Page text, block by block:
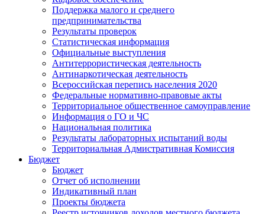
Поддержка малого и среднего
предпринимательства
Результаты проверок
Статистическая информация
Официальные выступления
Антитеррористическая деятельность
Антинаркотическая деятельность
Всероссийская перепись населения 2020
Федеральные нормативно-правовые акты
Территориальное общественное самоуправление
Информация о ГО и ЧС
Национальная политика
Результаты лабораторных испытаний воды
Территориальная Адмистративная Комиссия
Бюджет
Бюджет
Отчет об исполнении
Индикативный план
Проекты бюджета